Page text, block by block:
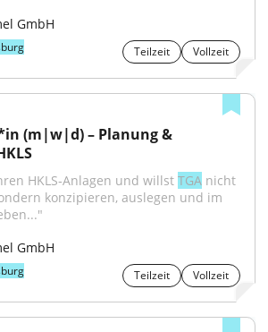
GmbH
Teilzeit Vollzeit
(m|w|d) – Planung &
HKLS‑Anlagen und willst TGA nicht
konzipieren, auslegen und im
GmbH
Teilzeit Vollzeit